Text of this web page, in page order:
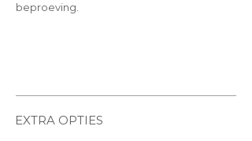
beproeving.
EXTRA OPTIES